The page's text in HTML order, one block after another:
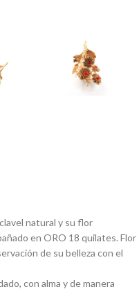
natural y su flor
en ORO 18 quilates. Flor
de su belleza con el
con alma y de manera